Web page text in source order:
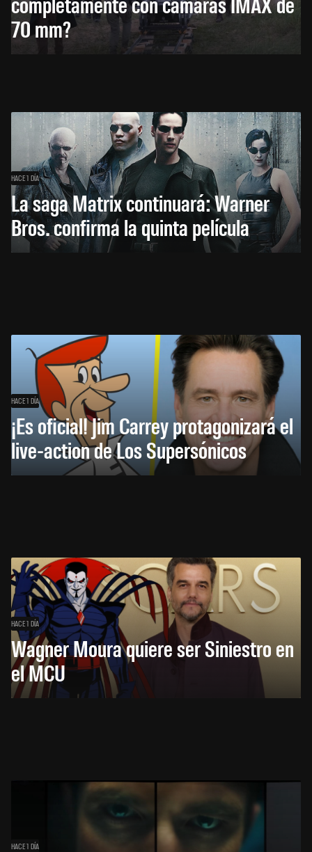
70 mm?
HACE 1 DÍA
La saga Matrix continuará: Warner
Bros. confirma la quinta película
HACE 1 DÍA
¡Es oficial! Jim Carrey protagonizará el
live-action de Los Supersónicos
HACE 1 DÍA
Wagner Moura quiere ser Siniestro en
el MCU
HACE 1 DÍA